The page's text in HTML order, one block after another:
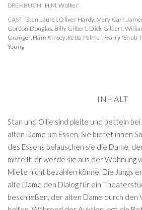
DREHBUCH H.M. Walker
CAST Stan Laurel, Oliver Hardy, Mary Carr,
Gordon Douglas, Billy Gilbert, Dick Gilbert,
Granger, Ham Kinsey, Retta Palmer, Harry 'Snub'
Young
INHALT
Stan und Ollie sind pleite und betteln
alten Dame um Essen. Sie bietet ihnen
des Essens belauschen sie die Dame,
mitteilt, er werde sie aus der Wohnung
Miete nicht bezahlen könne. Die Jungs
alte Dame den Dialog für ein
beschließen, der alten Dame durch den